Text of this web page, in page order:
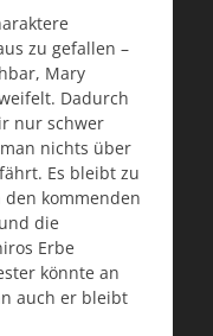
zu gefallen –
Mary
Dadurch
nur schwer
nichts über
Es bleibt zu
den kommenden
die
Erbe
könnte an
auch er bleibt